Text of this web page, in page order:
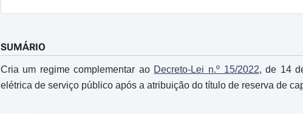
SUMÁRIO
Cria um regime complementar ao Decreto-Lei n.º 15/2022, de 14
elétrica de serviço público após a atribuição do título de reserva de